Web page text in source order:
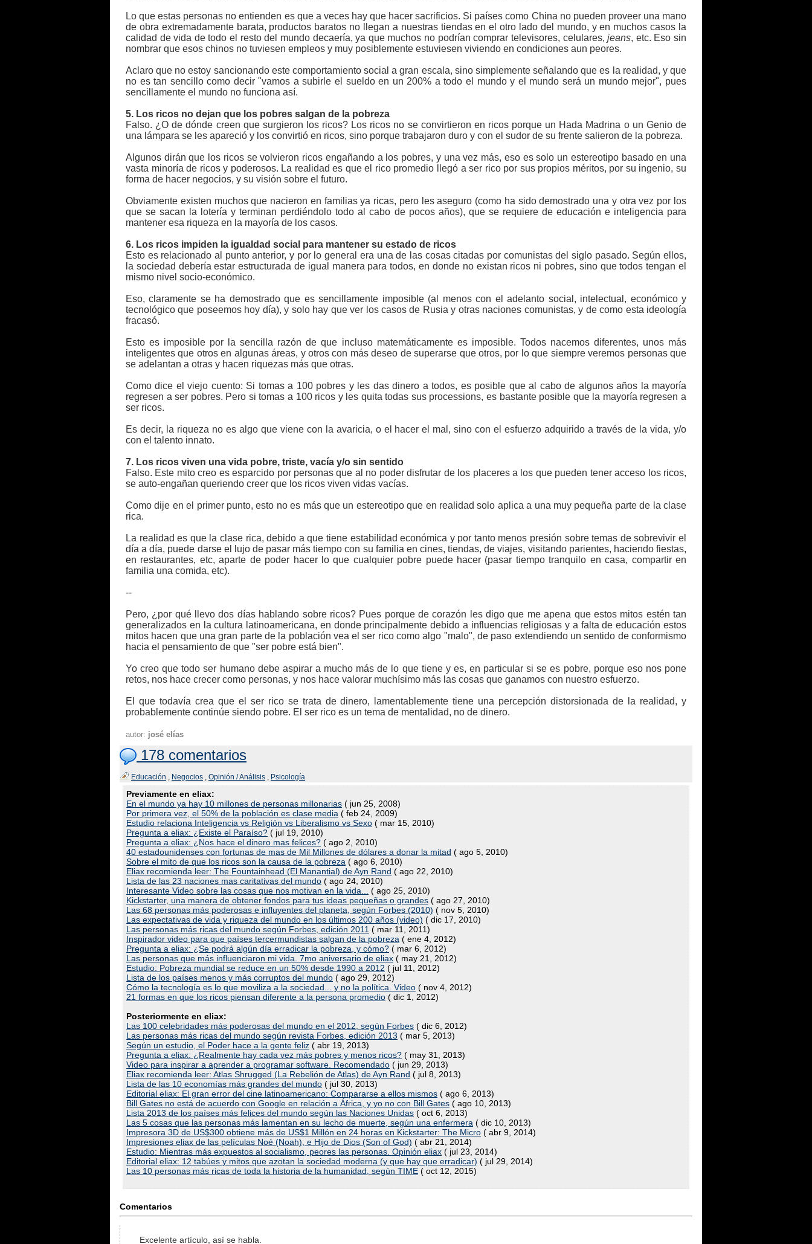
Lo que estas personas no entienden es que a veces hay que hacer sacrificios. Si países como China no pueden proveer una mano
de obra extremadamente barata, productos baratos no llegan a nuestras tiendas en el otro lado del mundo, y en muchos casos la
calidad de vida de todo el resto del mundo decaería, ya que muchos no podrían comprar televisores, celulares,jeans, etc. Eso sin
nombrar que esos chinos no tuviesen empleos y muy posiblemente estuviesen viviendo en condiciones aun peores.
Aclaro que no estoy sancionando este comportamiento social a gran escala, sino simplemente señalando que es la realidad, y que
no es tan sencillo como decir "vamos a subirle el sueldo en un 200% a todo el mundo y el mundo será un mundo mejor", pues
sencillamente el mundo no funciona así.
5. Los ricos no dejan que los pobres salgan de la pobreza
Falso. ¿O de dónde creen que surgieron los ricos? Los ricos no se convirtieron en ricos porque un Hada Madrina o un Genio de
una lámpara se les apareció y los convirtió en ricos, sino porque trabajaron duro y con el sudor de su frente salieron de la pobreza.
Algunos dirán que los ricos se volvieron ricos engañando a los pobres, y una vez más, eso es solo un estereotipo basado en una
vasta minoría de ricos y poderosos. La realidad es que el rico promedio llegó a ser rico por sus propios méritos, por su ingenio, su
forma de hacer negocios, y su visión sobre el futuro.
Obviamente existen muchos que nacieron en familias ya ricas, pero les aseguro (como ha sido demostrado una y otra vez por los
que se sacan la lotería y terminan perdiéndolo todo al cabo de pocos años), que se requiere de educación e inteligencia para
mantener esa riqueza en la mayoría de los casos.
6. Los ricos impiden la igualdad social para mantener su estado de ricos
Esto es relacionado al punto anterior, y por lo general era una de las cosas citadas por comunistas del siglo pasado. Según ellos,
la sociedad debería estar estructurada de igual manera para todos, en donde no existan ricos ni pobres, sino que todos tengan el
mismo nivel socio-económico.
Eso, claramente se ha demostrado que es sencillamente imposible (al menos con el adelanto social, intelectual, económico y
tecnológico que poseemos hoy día), y solo hay que ver los casos de Rusia y otras naciones comunistas, y de como esta ideología
fracasó.
Esto es imposible por la sencilla razón de que incluso matemáticamente es imposible. Todos nacemos diferentes, unos más
inteligentes que otros en algunas áreas, y otros con más deseo de superarse que otros, por lo que siempre veremos personas que
se adelantan a otras y hacen riquezas más que otras.
Como dice el viejo cuento: Si tomas a 100 pobres y les das dinero a todos, es posible que al cabo de algunos años la mayoría
regresen a ser pobres. Pero si tomas a 100 ricos y les quita todas sus processions, es bastante posible que la mayoría regresen a
ser ricos.
Es decir, la riqueza no es algo que viene con la avaricia, o el hacer el mal, sino con el esfuerzo adquirido a través de la vida, y/o
con el talento innato.
7. Los ricos viven una vida pobre, triste, vacía y/o sin sentido
Falso. Este mito creo es esparcido por personas que al no poder disfrutar de los placeres a los que pueden tener acceso los ricos,
se auto-engañan queriendo creer que los ricos viven vidas vacías.
Como dije en el primer punto, esto no es más que un estereotipo que en realidad solo aplica a una muy pequeña parte de la clase
rica.
La realidad es que la clase rica, debido a que tiene estabilidad económica y por tanto menos presión sobre temas de sobrevivir el
día a día, puede darse el lujo de pasar más tiempo con su familia en cines, tiendas, de viajes, visitando parientes, haciendo fiestas,
en restaurantes, etc, aparte de poder hacer lo que cualquier pobre puede hacer (pasar tiempo tranquilo en casa, compartir en
familia una comida, etc).
--
Pero, ¿por qué llevo dos días hablando sobre ricos? Pues porque de corazón les digo que me apena que estos mitos estén tan
generalizados en la cultura latinoamericana, en donde principalmente debido a influencias religiosas y a falta de educación estos
mitos hacen que una gran parte de la población vea el ser rico como algo "malo", de paso extendiendo un sentido de conformismo
hacia el pensamiento de que "ser pobre está bien".
Yo creo que todo ser humano debe aspirar a mucho más de lo que tiene y es, en particular si se es pobre, porque eso nos pone
retos, nos hace crecer como personas, y nos hace valorar muchísimo más las cosas que ganamos con nuestro esfuerzo.
El que todavía crea que el ser rico se trata de dinero, lamentablemente tiene una percepción distorsionada de la realidad, y
probablemente continúe siendo pobre. El ser rico es un tema de mentalidad, no de dinero.
autor: josé elías
178 comentarios
Educación , Negocios , Opinión / Análisis , Psicología
Previamente en eliax:
En el mundo ya hay 10 millones de personas millonarias ( jun 25, 2008)
Por primera vez, el 50% de la población es clase media ( feb 24, 2009)
Estudio relaciona Inteligencia vs Religión vs Liberalismo vs Sexo ( mar 15, 2010)
Pregunta a eliax: ¿Existe el Paraíso? ( jul 19, 2010)
Pregunta a eliax: ¿Nos hace el dinero mas felices? ( ago 2, 2010)
40 estadounidenses con fortunas de mas de Mil Millones de dólares a donar la mitad ( ago 5, 2010)
Sobre el mito de que los ricos son la causa de la pobreza ( ago 6, 2010)
Eliax recomienda leer: The Fountainhead (El Manantial) de Ayn Rand ( ago 22, 2010)
Lista de las 23 naciones mas caritativas del mundo ( ago 24, 2010)
Interesante Video sobre las cosas que nos motivan en la vida...
( ago 25, 2010)
Kickstarter, una manera de obtener fondos para tus ideas pequeñas o grandes ( ago 27, 2010)
Las 68 personas más poderosas e influyentes del planeta, según Forbes (2010) ( nov 5, 2010)
Las expectativas de vida y riqueza del mundo en los últimos 200 años (video) ( dic 17, 2010)
Las personas más ricas del mundo según Forbes, edición 2011 ( mar 11, 2011)
Inspirador video para que países tercermundistas salgan de la pobreza ( ene 4, 2012)
Pregunta a eliax: ¿Se podrá algún día erradicar la pobreza, y cómo? ( mar 6, 2012)
Las personas que más influenciaron mi vida. 7mo aniversario de eliax ( may 21, 2012)
Estudio: Pobreza mundial se reduce en un 50% desde 1990 a 2012 ( jul 11, 2012)
Lista de los países menos y más corruptos del mundo ( ago 29, 2012)
Cómo la tecnología es lo que moviliza a la sociedad... y no la política. Video ( nov 4, 2012)
21 formas en que los ricos piensan diferente a la persona promedio ( dic 1, 2012)
Posteriormente en eliax:
Las 100 celebridades más poderosas del mundo en el 2012, según Forbes ( dic 6, 2012)
Las personas más ricas del mundo según revista Forbes, edición 2013 ( mar 5, 2013)
Según un estudio, el Poder hace a la gente feliz ( abr 19, 2013)
Pregunta a eliax: ¿Realmente hay cada vez más pobres y menos ricos? ( may 31, 2013)
Video para inspirar a aprender a programar software. Recomendado ( jun 29, 2013)
Eliax recomienda leer: Atlas Shrugged (La Rebelión de Atlas) de Ayn Rand ( jul 8, 2013)
Lista de las 10 economías más grandes del mundo ( jul 30, 2013)
Editorial eliax: El gran error del cine latinoamericano: Compararse a ellos mismos ( ago 6, 2013)
Bill Gates no está de acuerdo con Google en relación a África, y yo no con Bill Gates ( ago 10, 2013)
Lista 2013 de los países más felices del mundo según las Naciones Unidas ( oct 6, 2013)
Las 5 cosas que las personas más lamentan en su lecho de muerte, según una enfermera ( dic 10, 2013)
Impresora 3D de US$300 obtiene más de US$1 Millón en 24 horas en Kickstarter: The Micro ( abr 9, 2014)
Impresiones eliax de las películas Noé (Noah), e Hijo de Dios (Son of God) ( abr 21, 2014)
Estudio: Mientras más expuestos al socialismo, peores las personas. Opinión eliax ( jul 23, 2014)
Editorial eliax: 12 tabúes y mitos que azotan la sociedad moderna (y que hay que erradicar) ( jul 29, 2014)
Las 10 personas más ricas de toda la historia de la humanidad, según TIME ( oct 12, 2015)
Comentarios
Excelente artículo, así se habla.